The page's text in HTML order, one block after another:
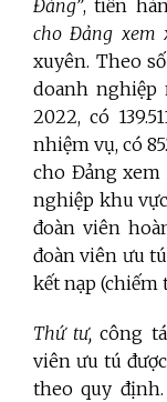
Đảng”, tiến
cho Đảng xem
xuyên. Theo
doanh nghiệp
2022, có
nhiệm vụ, có
cho Đảng xem
nghiệp khu
đoàn viên
đoàn viên ưu
kết nạp (chiếm
Thứ tư, công
viên ưu tú
theo quy